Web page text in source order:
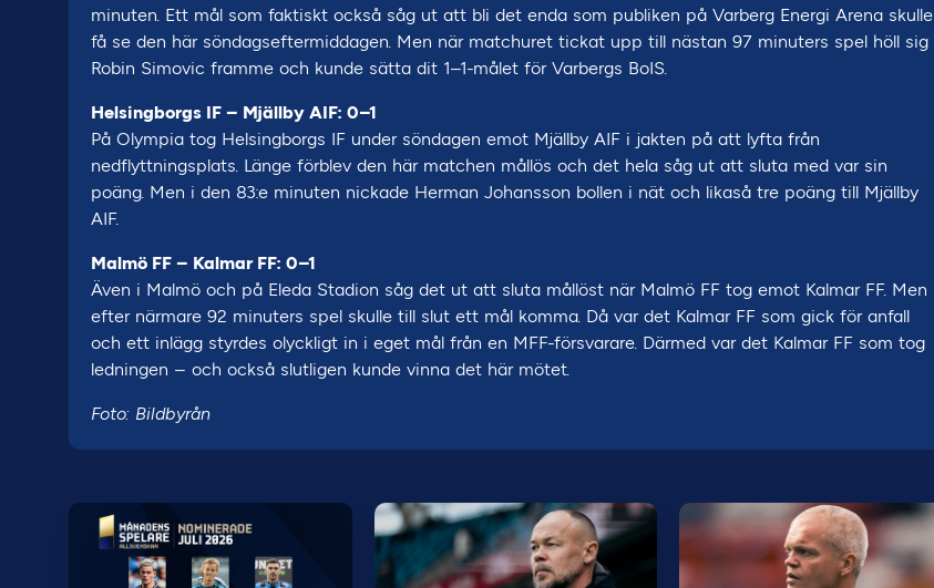
minuten. Ett mål som faktiskt också såg ut att bli det enda som publiken på Varberg Energi Arena skulle
få se den här söndagseftermiddagen. Men när matchuret tickat upp till nästan 97 minuters spel höll sig
Robin Simovic framme och kunde sätta dit 1–1-målet för Varbergs BoIS.
Helsingborgs IF – Mjällby AIF: 0–1
På Olympia tog Helsingborgs IF under söndagen emot Mjällby AIF i jakten på att lyfta från
nedflyttningsplats. Länge förblev den här matchen mållös och det hela såg ut att sluta med var sin
poäng. Men i den 83:e minuten nickade Herman Johansson bollen i nät och likaså tre poäng till Mjällby
AIF.
Malmö FF – Kalmar FF: 0–1
Även i Malmö och på Eleda Stadion såg det ut att sluta mållöst när Malmö FF tog emot Kalmar FF. Men
efter närmare 92 minuters spel skulle till slut ett mål komma. Då var det Kalmar FF som gick för anfall
och ett inlägg styrdes olyckligt in i eget mål från en MFF-försvarare. Därmed var det Kalmar FF som tog
ledningen – och också slutligen kunde vinna det här mötet.
Foto: Bildbyrån